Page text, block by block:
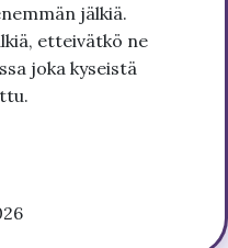
jälkiä.
etteivätkö ne
joka kyseistä